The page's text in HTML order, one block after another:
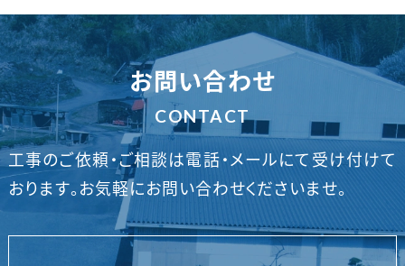
お問い合わせ
CONTACT
工事のご依頼・ご相談は電話・メールにて受け付けて
おります。お気軽にお問い合わせくださいませ。